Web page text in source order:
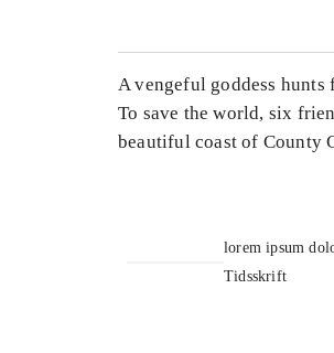
A vengeful goddess
To save the world, six
beautiful coast of County
lorem ipsum
Tidsskrift